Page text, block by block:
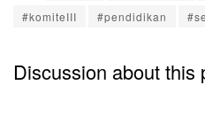
#komiteIII
#pendidikan
Discussion about this